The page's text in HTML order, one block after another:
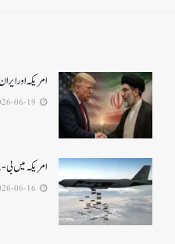
امریکہ اور ایران جنگ کا
امریکہ میں بی-52بمبار طیارہ کیلفورنیا میں گر کر تباہ، 8ہلاک